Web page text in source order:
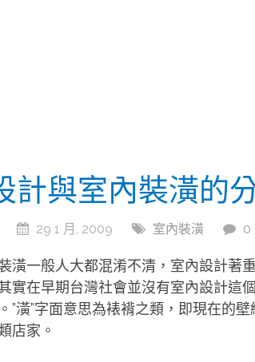
計與室內裝潢的
29 1 月, 2009 室內裝潢 0
潢一般人大都混淆不清，室內設計著
實在早期台灣社會並沒有室內設計這
”潢”字面意思為裱褙之類，即現在的
店家。